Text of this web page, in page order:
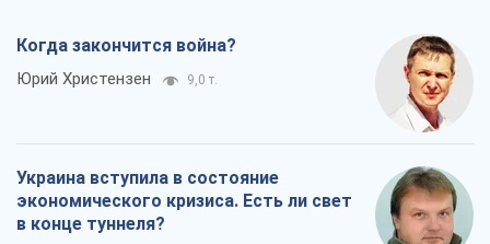
Когда закончится война?
Юрий Христензен 9,0 т.
Украина вступила в состояние
экономического кризиса. Есть ли свет
в конце туннеля?